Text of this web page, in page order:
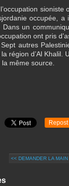
occupée, a
Dans un
ont pris
autres
région d’Al Khalil.
même source.
Repost
<< DEMANDER LA